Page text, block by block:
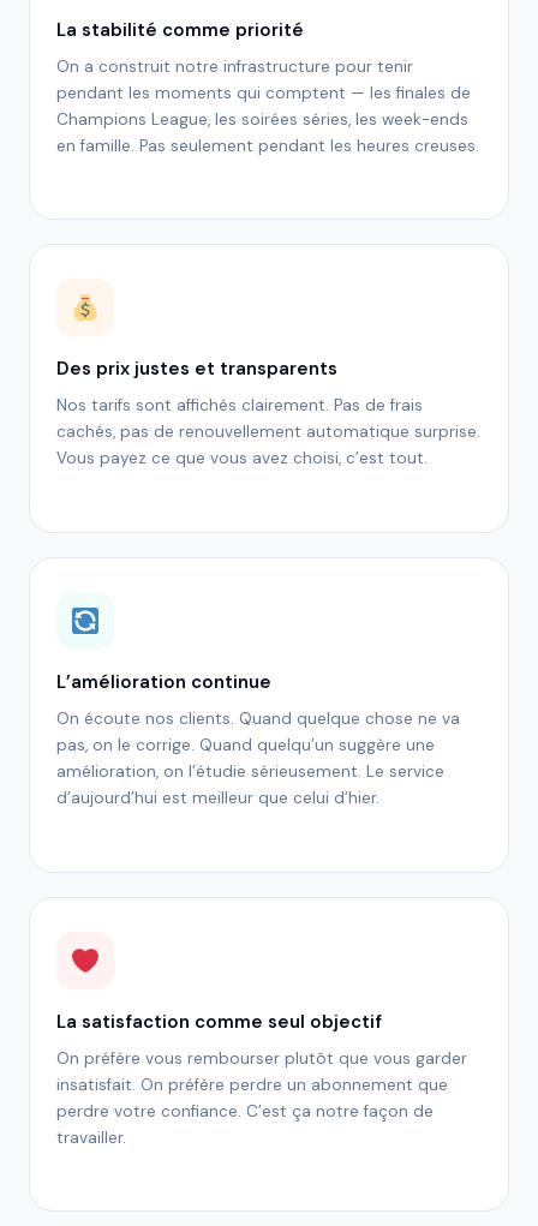
La stabilité comme priorité
On a construit notre infrastructure pour tenir
pendant les moments qui comptent — les finales de
Champions League, les soirées séries, les week-ends
en famille. Pas seulement pendant les heures creuses.
Des prix justes et transparents
Nos tarifs sont affichés clairement. Pas de frais
cachés, pas de renouvellement automatique surprise.
Vous payez ce que vous avez choisi, c’est tout.
L’amélioration continue
On écoute nos clients. Quand quelque chose ne va
pas, on le corrige. Quand quelqu’un suggère une
amélioration, on l’étudie sérieusement. Le service
d’aujourd’hui est meilleur que celui d’hier.
La satisfaction comme seul objectif
On préfère vous rembourser plutôt que vous garder
insatisfait. On préfère perdre un abonnement que
perdre votre confiance. C’est ça notre façon de
travailler.